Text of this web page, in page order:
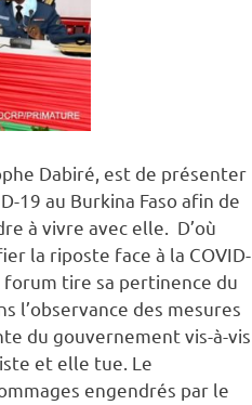
Dabiré, est de présenter
19 au Burkina Faso afin de
à vivre avec elle. D’où
la riposte face à la COVID-
tire sa pertinence du
l’observance des mesures
du gouvernement vis-à-vis
et elle tue. Le
engendrés par le